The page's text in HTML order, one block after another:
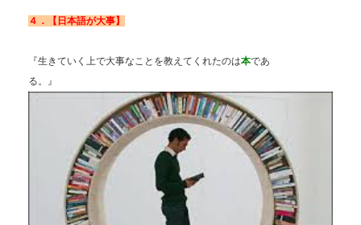
４．【日本語が大事】
『生きていく上で大事なことを教えてくれたのは本であ
る。』